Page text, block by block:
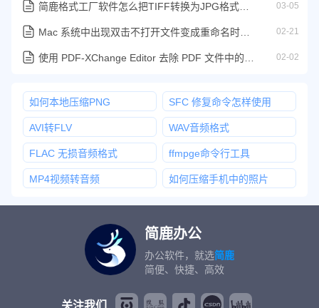
03-05
02-21
02-02
如何本地压缩PNG SFC 修复命令怎样使用
AVI转FLV WAV音频格式
FLAC 无损音频格式 ffmpge命令行工具
MP4视频转音频 如何压缩手机中的照片
简鹿办公
办公软件，就选简鹿
简便、快捷、高效
关注我们